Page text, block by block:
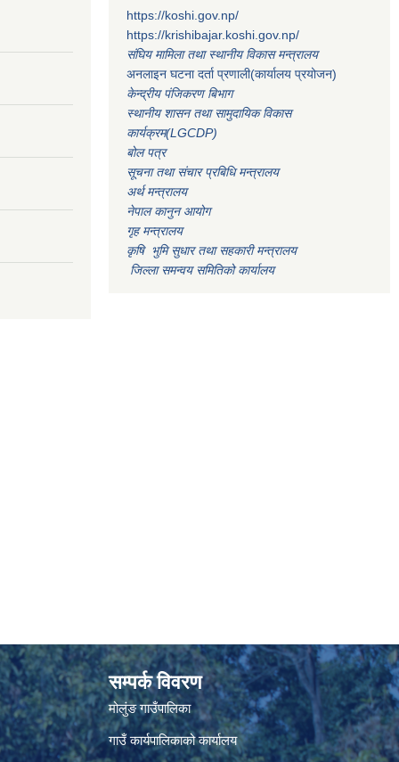
https://koshi.gov.np/
https://krishibajar.koshi.gov.np/
संघिय मामिला तथा स्थानीय विकास मन्त्रालय
अनलाइन घटना दर्ता प्रणाली(कार्यालय प्रयोजन)
केन्द्रीय पंजिकरण बिभाग
स्थानीय शासन तथा सामुदायिक विकास
कार्यक्रम(LGCDP)
बोल पत्र
सूचना तथा संचार प्रबिधि मन्त्रालय
अर्थ मन्त्रालय
नेपाल कानुन आयोग
गृह मन्त्रालय
कृषि भुमि सुधार तथा सहकारी मन्त्रालय
जिल्ला समन्वय समितिको कार्यालय
सम्पर्क विवरण
मोलुंङ गाउँपालिका
गाउँ कार्यपालिकाको कार्यालय